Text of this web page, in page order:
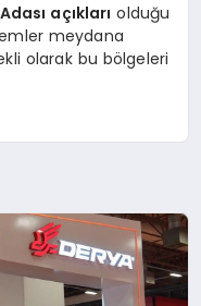
açıkları olduğu
meydana
olarak bu bölgeleri